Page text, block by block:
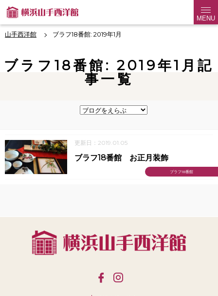
MENU
山手西洋館 ブラフ18番館: 2019年1月
ブラフ18番館: 2019年1月記
事一覧
更新日：2019.01.05
ブラフ18番館
ブラフ18番館 お正月装飾